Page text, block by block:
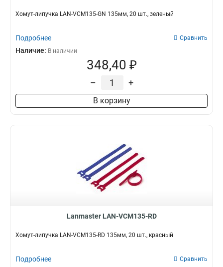
Хомут-липучка LAN-VCM135-GN 135мм, 20 шт., зеленый
Подробнее Сравнить
Наличие: В наличии
348,40 ₽
– +
В корзину
Lanmaster LAN-VCM135-RD
Хомут-липучка LAN-VCM135-RD 135мм, 20 шт., красный
Подробнее Сравнить